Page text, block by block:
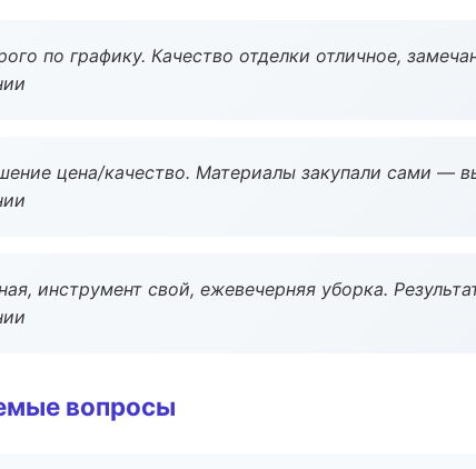
по графику. Качество отделки отличное,
цена/качество. Материалы закупали сами —
инструмент свой, ежевечерняя уборка.
вопросы